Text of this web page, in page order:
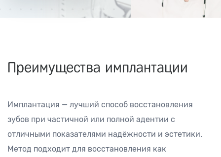
Преимущества имплантации
Имплантация — лучший способ восстановления
зубов при частичной или полной адентии с
отличными показателями надёжности и эстетики.
Метод подходит для восстановления как